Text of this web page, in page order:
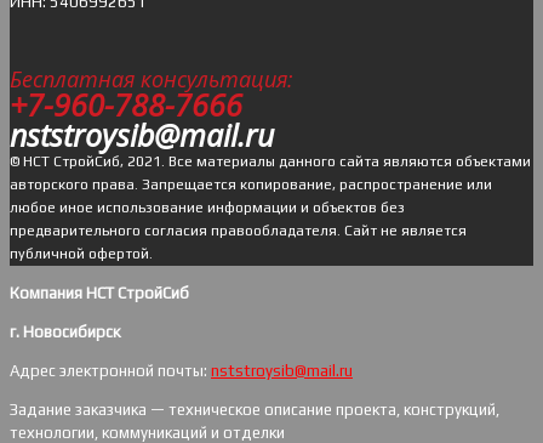
Бесплатная консультация:
+7-960-788-7666
nststroysib@mail.ru
© НСТ СтройСиб, 2021. Все материалы данного сайта являются объектами
авторского права. Запрещается копирование, распространение или
любое иное использование информации и объектов без
предварительного согласия правообладателя. Cайт не является
публичной офертой.
Компания НСТ СтройСиб
г. Новосибирск
Адрес электронной почты: nststroysib@mail.ru
Задание заказчика — техническое описание проекта, конструкций,
технологии, коммуникаций и отделки